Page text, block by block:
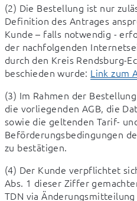
(2) Die Bestellung ist nur
Definition des Antrages
Kunde – falls notwendig -
der nachfolgenden
durch den Kreis Rendsburg-
beschieden wurde: Link zum
(3) Im Rahmen der
die vorliegenden AGB, die
sowie die geltenden Tarif-
Beförderungsbedingungen
zu bestätigen.
(4) Der Kunde verpflichtet
Abs. 1 dieser Ziffer